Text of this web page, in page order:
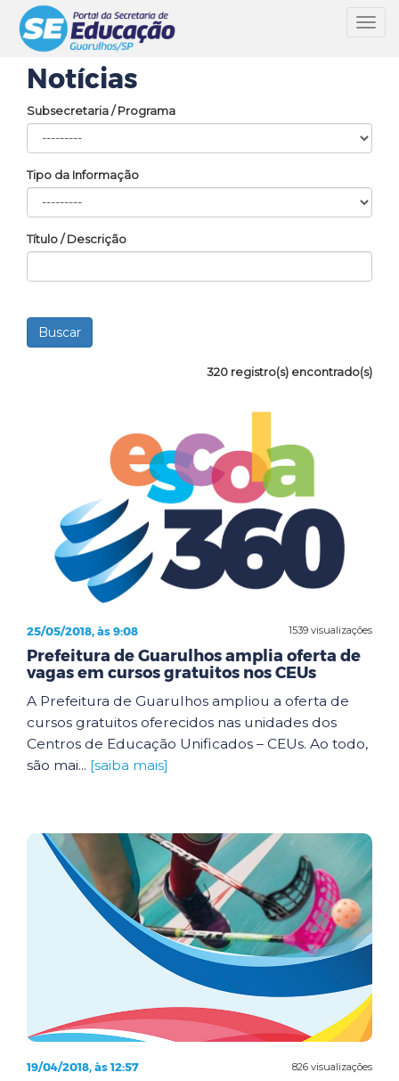
Notícias
Subsecretaria / Programa
Tipo da Informação
Título / Descrição
320 registro(s) encontrado(s)
1539 visualizações
25/05/2018, às 9:08
Prefeitura de Guarulhos amplia oferta de
vagas em cursos gratuitos nos CEUs
A Prefeitura de Guarulhos ampliou a oferta de
cursos gratuitos oferecidos nas unidades dos
Centros de Educação Unificados – CEUs. Ao todo,
são mai... [saiba mais]
826 visualizações
19/04/2018, às 12:57